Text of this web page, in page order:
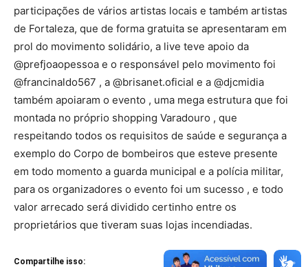
participações de vários artistas locais e também artistas
de Fortaleza, que de forma gratuita se apresentaram em
prol do movimento solidário, a live teve apoio da
@prefjoaopessoa e o responsável pelo movimento foi
@francinaldo567 , a @brisanet.oficial e a @djcmidia
também apoiaram o evento , uma mega estrutura que foi
montada no próprio shopping Varadouro , que
respeitando todos os requisitos de saúde e segurança a
exemplo do Corpo de bombeiros que esteve presente
em todo momento a guarda municipal e a polícia militar,
para os organizadores o evento foi um sucesso , e todo
valor arrecado será dividido certinho entre os
proprietários que tiveram suas lojas incendiadas.
Compartilhe isso: